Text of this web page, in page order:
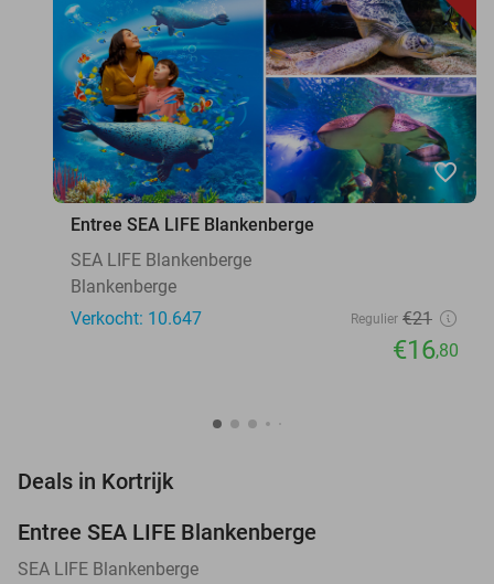
favorite_border
Entree SEA LIFE Blankenberge
SEA LIFE Blankenberge
Blankenberge
Verkocht: 10.647
Regulier €21
€16,80
Deals in Kortrijk
Entree SEA LIFE Blankenberge
SEA LIFE Blankenberge